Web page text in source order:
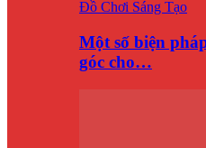
Đồ Chơi Sáng Tạo
Một số biện
góc cho…